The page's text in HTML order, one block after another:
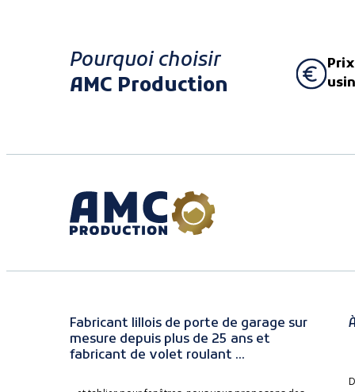
Pourquoi choisir
AMC Production
Fabricant lillois de porte de garage sur
mesure depuis plus de 25 ans et
fabricant de volet roulant ...